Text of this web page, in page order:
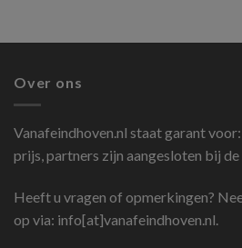
Over ons
Vanafeindhoven.nl staat garant
prijs, partners zijn aangesloten bij de
Heeft u vragen of opmerkingen?
op via: info[at]vanafeindhoven.nl.